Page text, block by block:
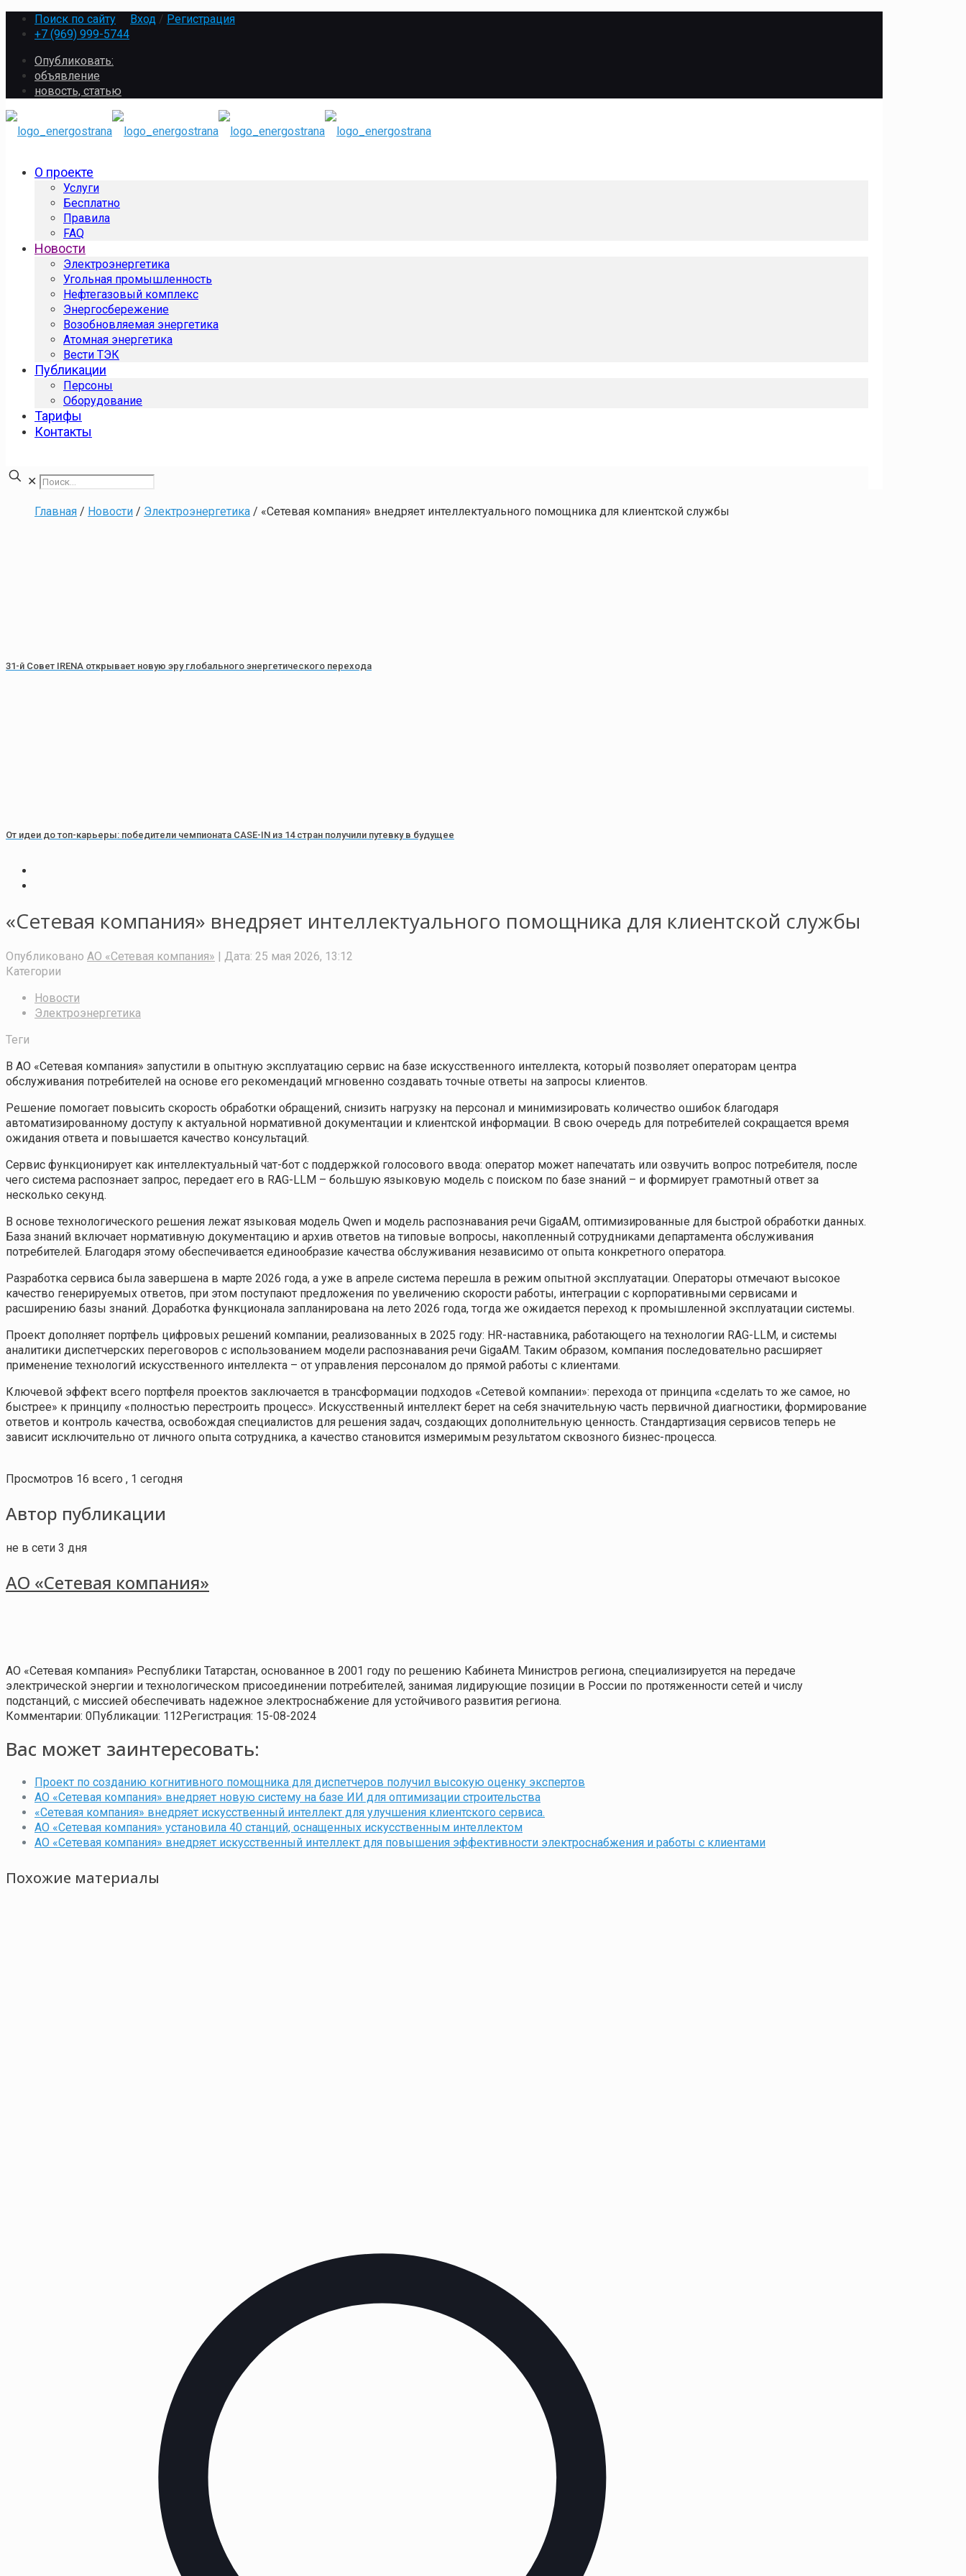
Поиск по сайту Вход / Регистрация
+7 (969) 999-5744
Опубликовать:
объявление
новость, статью
О проекте
Услуги
Бесплатно
Правила
FAQ
Новости
Электроэнергетика
Угольная промышленность
Нефтегазовый комплекс
Энергосбережение
Возобновляемая энергетика
Атомная энергетика
Вести ТЭК
Публикации
Персоны
Оборудование
Тарифы
Контакты
✕
Главная / Новости / Электроэнергетика / «Сетевая компания» внедряет интеллектуального помощника для клиентской службы
31-й Совет IRENA открывает новую эру глобального энергетического перехода
От идеи до топ-карьеры: победители чемпионата CASE-IN из 14 стран получили путевку в будущее
«Сетевая компания» внедряет интеллектуального помощника для клиентской службы
Опубликовано АО «Сетевая компания» | Дата: 25 мая 2026, 13:12
Категории
Новости
Электроэнергетика
Теги
В АО «Сетевая компания» запустили в опытную эксплуатацию сервис на базе искусственного интеллекта, который позволяет операторам центра
обслуживания потребителей на основе его рекомендаций мгновенно создавать точные ответы на запросы клиентов.
Решение помогает повысить скорость обработки обращений, снизить нагрузку на персонал и минимизировать количество ошибок благодаря
автоматизированному доступу к актуальной нормативной документации и клиентской информации. В свою очередь для потребителей сокращается время
ожидания ответа и повышается качество консультаций.
Сервис функционирует как интеллектуальный чат-бот с поддержкой голосового ввода: оператор может напечатать или озвучить вопрос потребителя, после
чего система распознает запрос, передает его в RAG-LLM – большую языковую модель с поиском по базе знаний – и формирует грамотный ответ за
несколько секунд.
В основе технологического решения лежат языковая модель Qwen и модель распознавания речи GigaAM, оптимизированные для быстрой обработки данных.
База знаний включает нормативную документацию и архив ответов на типовые вопросы, накопленный сотрудниками департамента обслуживания
потребителей. Благодаря этому обеспечивается единообразие качества обслуживания независимо от опыта конкретного оператора.
Разработка сервиса была завершена в марте 2026 года, а уже в апреле система перешла в режим опытной эксплуатации. Операторы отмечают высокое
качество генерируемых ответов, при этом поступают предложения по увеличению скорости работы, интеграции с корпоративными сервисами и
расширению базы знаний. Доработка функционала запланирована на лето 2026 года, тогда же ожидается переход к промышленной эксплуатации системы.
Проект дополняет портфель цифровых решений компании, реализованных в 2025 году: HR-наставника, работающего на технологии RAG-LLM, и системы
аналитики диспетчерских переговоров с использованием модели распознавания речи GigaAM. Таким образом, компания последовательно расширяет
применение технологий искусственного интеллекта – от управления персоналом до прямой работы с клиентами.
Ключевой эффект всего портфеля проектов заключается в трансформации подходов «Сетевой компании»: перехода от принципа «сделать то же самое, но
быстрее» к принципу «полностью перестроить процесс». Искусственный интеллект берет на себя значительную часть первичной диагностики, формирование
ответов и контроль качества, освобождая специалистов для решения задач, создающих дополнительную ценность. Стандартизация сервисов теперь не
зависит исключительно от личного опыта сотрудника, а качество становится измеримым результатом сквозного бизнес-процесса.
Просмотров 16 всего , 1 сегодня
Автор публикации
не в сети 3 дня
АО «Сетевая компания»
АО «Сетевая компания» Республики Татарстан, основанное в 2001 году по решению Кабинета Министров региона, специализируется на передаче
электрической энергии и технологическом присоединении потребителей, занимая лидирующие позиции в России по протяженности сетей и числу
подстанций, с миссией обеспечивать надежное электроснабжение для устойчивого развития региона.
Комментарии: 0Публикации: 112Регистрация: 15-08-2024
Вас может заинтересовать:
Проект по созданию когнитивного помощника для диспетчеров получил высокую оценку экспертов
АО «Сетевая компания» внедряет новую систему на базе ИИ для оптимизации строительства
«Сетевая компания» внедряет искусственный интеллект для улучшения клиентского сервиса.
АО «Сетевая компания» установила 40 станций, оснащенных искусственным интеллектом
АО «Сетевая компания» внедряет искусственный интеллект для повышения эффективности электроснабжения и работы с клиентами
Похожие материалы